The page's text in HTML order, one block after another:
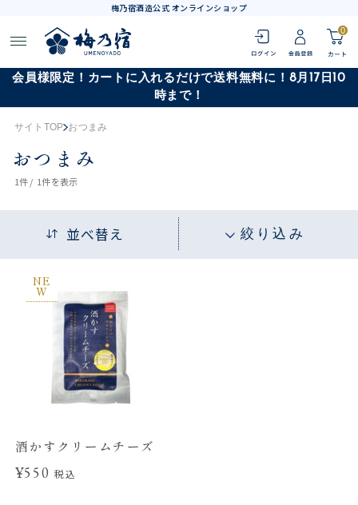
梅乃宿酒造公式 オンラインショップ
0
会員様限定！カートに入れるだけで送料無料に！8月17日10
時まで！
サイトTOP おつまみ
おつまみ
1件 / 1件を表示
並べ替え 絞り込み
NE
W
酒かすクリームチーズ
¥550税込